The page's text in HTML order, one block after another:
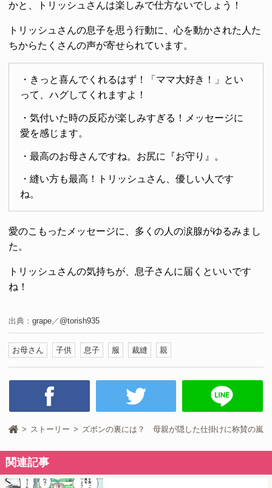
かと、トリッシュさんは楽しみで仕方ないでしょう！
トリッシュさんの息子を思う行動に、心を動かされた人た
ちからたくさんの声が寄せられています。
・きっと喜んでくれるはず！「ママ大好き！」とい
って、ハグしてくれますよ！
・気付いた時の反応が楽しみすぎる！メッセージに
愛を感じます。
・最高のお母さんですね。お尻に『お守り』。
・縫い方も最高！トリッシュさん、優しい人です
ね。
愛のこもったメッセージに、多くの人の涙腺がゆるみまし
た。
トリッシュさんの気持ちが、息子さんに届くといいです
ね！
出典： grape ／ @torish935
お母さん 子供 息子 服 裁縫 親
ストーリー ズボンの裏には？ 母親が隠した仕掛けに称賛の嵐
関連記事